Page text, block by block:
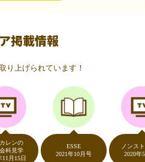
ョッピングが、モッピーでお得
めました。空いた時間にスマホで買
モッピーを経由するだけでショップ
が二重で貯まることを知り、ビック
グをモッピーを経由するだけでポイ
教えてほしかった～！貯まったポイ
贅沢を楽しんでます♪
掲載情報
り上げられています！
日
2021年10月号
ノンストップ！
2020年5月7日